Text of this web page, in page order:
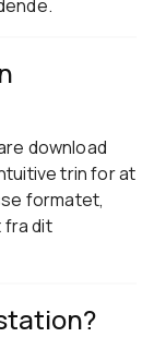
download
trin for at
formatet,
fra dit